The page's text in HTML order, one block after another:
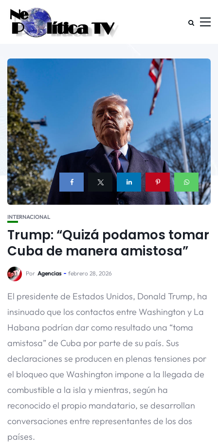
INTERNACIONAL
Trump: “Quizá podamos tomar
Cuba de manera amistosa”
Por Agencias febrero 28, 2026
El presidente de Estados Unidos, Donald Trump, ha
insinuado que los contactos entre Washington y La
Habana podrían dar como resultado una “toma
amistosa” de Cuba por parte de su país. Sus
declaraciones se producen en plenas tensiones por
el bloqueo que Washington impone a la llegada de
combustible a la isla y mientras, según ha
reconocido el propio mandatario, se desarrollan
conversaciones entre representantes de los dos
países.